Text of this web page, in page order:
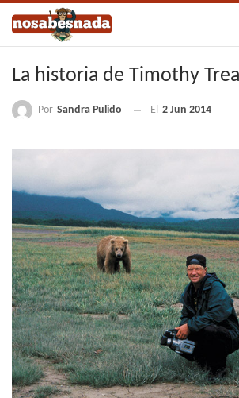
La historia de Timothy
Por Sandra Pulido El 2 Jun 2014